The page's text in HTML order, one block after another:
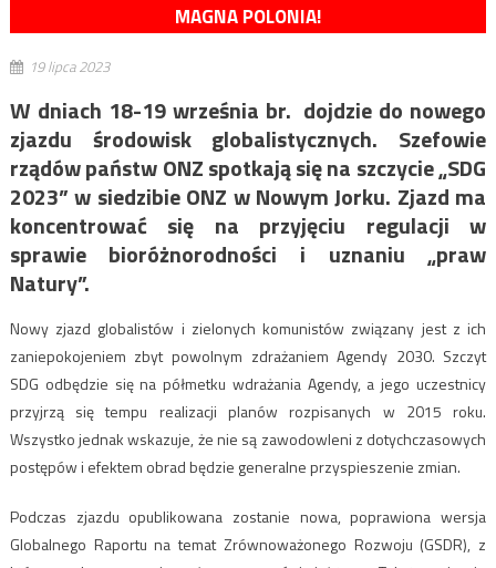
MAGNA POLONIA!
19 lipca 2023
W dniach 18-19 września br. dojdzie do nowego
zjazdu środowisk globalistycznych. Szefowie
rządów państw ONZ spotkają się na szczycie „SDG
2023” w siedzibie ONZ w Nowym Jorku. Zjazd ma
koncentrować się na przyjęciu regulacji w
sprawie bioróżnorodności i uznaniu „praw
Natury”.
Nowy zjazd globalistów i zielonych komunistów związany jest z ich
zaniepokojeniem zbyt powolnym zdrażaniem Agendy 2030. Szczyt
SDG odbędzie się na półmetku wdrażania Agendy, a jego uczestnicy
przyjrzą się tempu realizacji planów rozpisanych w 2015 roku.
Wszystko jednak wskazuje, że nie są zawodowleni z dotychczasowych
postępów i efektem obrad będzie generalne przyspieszenie zmian.
Podczas zjazdu opublikowana zostanie nowa, poprawiona wersja
Globalnego Raportu na temat Zrównoważonego Rozwoju (GSDR), z